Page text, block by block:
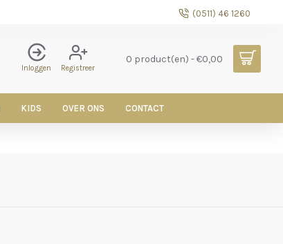
(0511) 46 1260
Inloggen Registreer
0 product(en) - €0,00
KIDS OVER ONS CONTACT